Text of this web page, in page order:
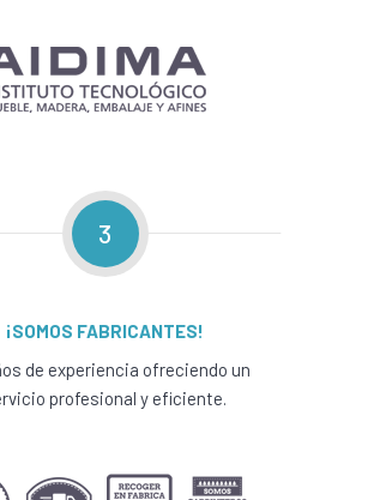
3
¡SOMOS FABRICANTES!
de experiencia ofreciendo un
profesional y eficiente.